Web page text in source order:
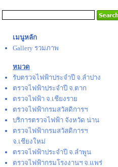
เมนูหลัก
Gallery รวมภาพ
หมวด
รับตรวจไฟฟ้าประจำปี จ.ลำปาง
ตรวจไฟฟ้าประจำปี จ.ตาก
ตรวจไฟฟ้า จ.เชียงราย
ตรวจไฟฟ้ากรมสวัสดิการฯ
บริการตรวจไฟฟ้า จังหวัด น่าน
ตรวจไฟฟ้ากรมสวัสดิการฯ
จ.เชียงใหม่
ตรวจไฟฟ้าประจำปี จ.ลำพูน
ตรวจไฟฟ้ากรมโรงงานฯ จ.แพร่